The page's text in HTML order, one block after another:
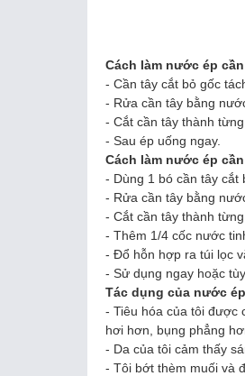
Cách làm nước ép
- Cần tây cắt bỏ gốc
- Rửa cần tây bằng
- Cắt cần tây thành
- Sau ép uống ngay.
Cách làm nước ép
- Dùng 1 bó cần tây cắt
- Rửa cần tây bằng
- Cắt cần tây thành
- Thêm 1/4 cốc nước
- Đổ hỗn hợp ra túi lọc
- Sử dụng ngay hoặc
Tác dụng của nước
- Tiêu hóa của tôi được
hơi hơn, bụng phẳng
- Da của tôi cảm thấy
- Tôi bớt thèm muối và